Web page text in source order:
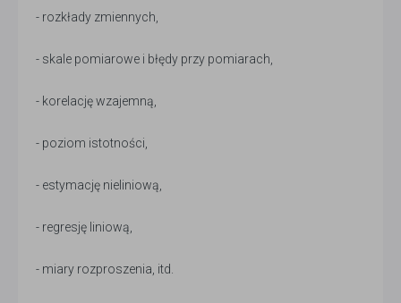
- rozkłady zmiennych,
- skale pomiarowe i błędy przy pomiarach,
- korelację wzajemną,
- poziom istotności,
- estymację nieliniową,
- regresję liniową,
- miary rozproszenia, itd.